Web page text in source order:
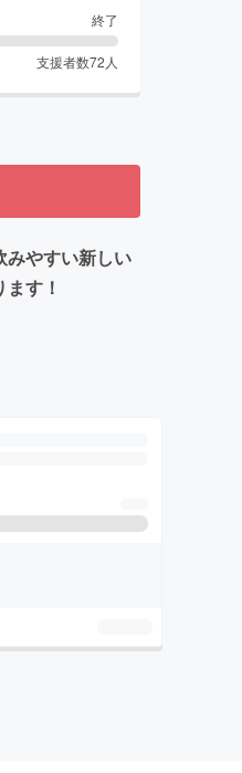
終了
支援者数72 人
みやすい新しい
す！